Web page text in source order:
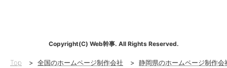
Copyright(C) Web幹事. All Rights Reserved.
Top > 全国のホームページ制作会社 > 静岡県のホームページ制作会